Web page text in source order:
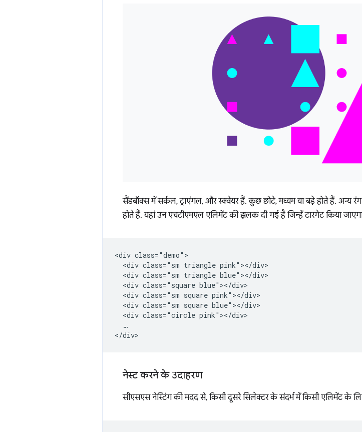
सैंडबॉक्स में सर्कल, ट्राएंगल, और स्क्वेयर हैं. कुछ छोटे, मध्यम या बड़े होते हैं. अन्य रंग
होते हैं. यहां उन एचटीएमएल एलिमेंट की झलक दी गई है जिन्हें टारगेट किया
<div class="demo">
  <div class="sm triangle pink"></div>
  <div class="sm triangle blue"></div>
  <div class="square blue"></div>
  <div class="sm square pink"></div>
  <div class="sm square blue"></div>
  <div class="circle pink"></div>
  …
नेस्ट करने के उदाहरण
सीएसएस नेस्टिंग की मदद से, किसी दूसरे सिलेक्टर के संदर्भ में किसी एलिमेंट के